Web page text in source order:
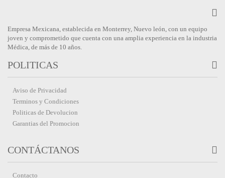
Empresa Mexicana, establecida en Monterrey, Nuevo león, con un equipo
joven y comprometido que cuenta con una amplia experiencia en la industria
Médica, de más de 10 años.
POLITICAS
Aviso de Privacidad
Terminos y Condiciones
Politicas de Devolucion
Garantias del Promocion
CONTÁCTANOS
Contacto